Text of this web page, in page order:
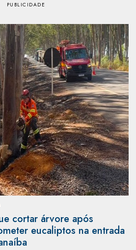
cortar árvore após
eucaliptos na entrada